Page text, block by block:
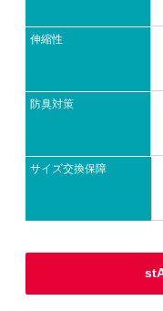
伸縮性
防臭対策
サイズ交換保障